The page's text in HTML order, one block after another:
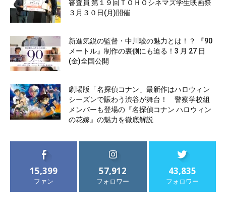
審査員 第１９回ＴＯＨＯシネマズ学生映画祭
３月３０日(月)開催
新進気鋭の監督・中川駿の魅力とは！？ 『90
メートル』制作の裏側にも迫る！3 月 27 日
(金)全国公開
劇場版「名探偵コナン」最新作はハロウィン
シーズンで賑わう渋谷が舞台！ 警察学校組
メンバーも登場の『名探偵コナン ハロウィン
の花嫁』の魅力を徹底解説
15,399
ファン
57,912
フォロワー
43,835
フォロワー